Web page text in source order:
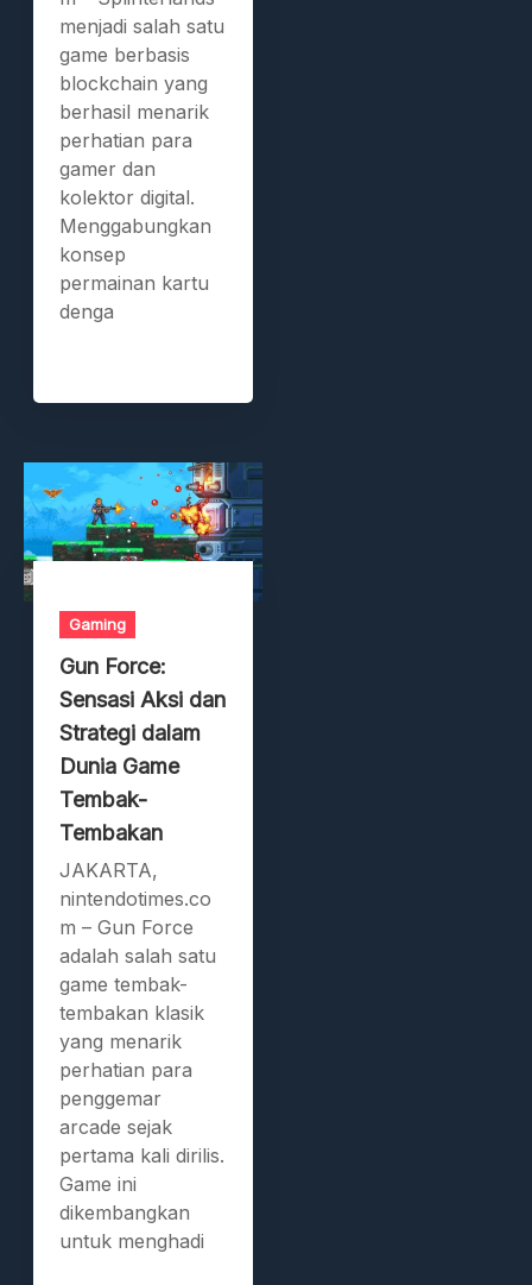
menjadi salah satu
game berbasis
blockchain yang
berhasil menarik
perhatian para
gamer dan
kolektor digital.
Menggabungkan
konsep
permainan kartu
denga
Gaming
Gun Force:
Sensasi Aksi dan
Strategi dalam
Dunia Game
Tembak-
Tembakan
JAKARTA,
nintendotimes.co
m – Gun Force
adalah salah satu
game tembak-
tembakan klasik
yang menarik
perhatian para
penggemar
arcade sejak
pertama kali dirilis.
Game ini
dikembangkan
untuk menghadi